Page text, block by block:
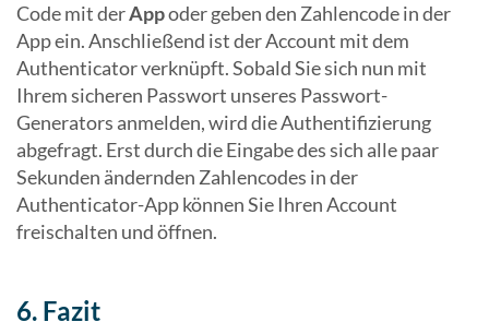
Code mit derAppoder geben den Zahlencode in der
App ein. Anschließend ist der Account mit dem
Authenticator verknüpft. Sobald Sie sich nun mit
Ihrem sicheren Passwort unseres Passwort-
Generators anmelden, wird die Authentifizierung
abgefragt. Erst durch die Eingabe des sich alle paar
Sekunden ändernden Zahlencodes in der
Authenticator-App können Sie Ihren Account
freischalten und öffnen.
6. Fazit